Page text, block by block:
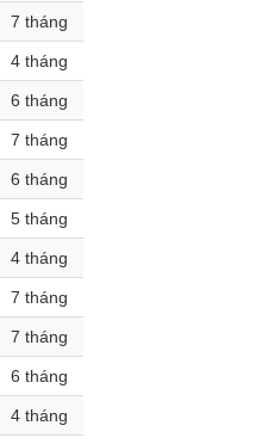
7 tháng
4 tháng
6 tháng
7 tháng
6 tháng
5 tháng
4 tháng
7 tháng
7 tháng
6 tháng
4 tháng